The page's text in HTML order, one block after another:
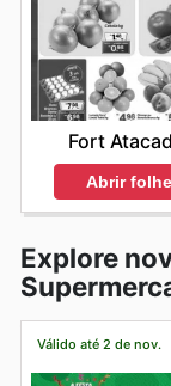
Fort
Abrir
Explore
Válido até 2 de nov.